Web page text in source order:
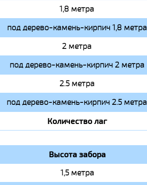
1,8 метра
под дерево-камень-кирпич 1,8 метра
2 метра
под дерево-камень-кирпич 2 метра
2.5 метра
под дерево-камень-кирпич 2.5 метра
Количество лаг
Высота забора
1,5 метра